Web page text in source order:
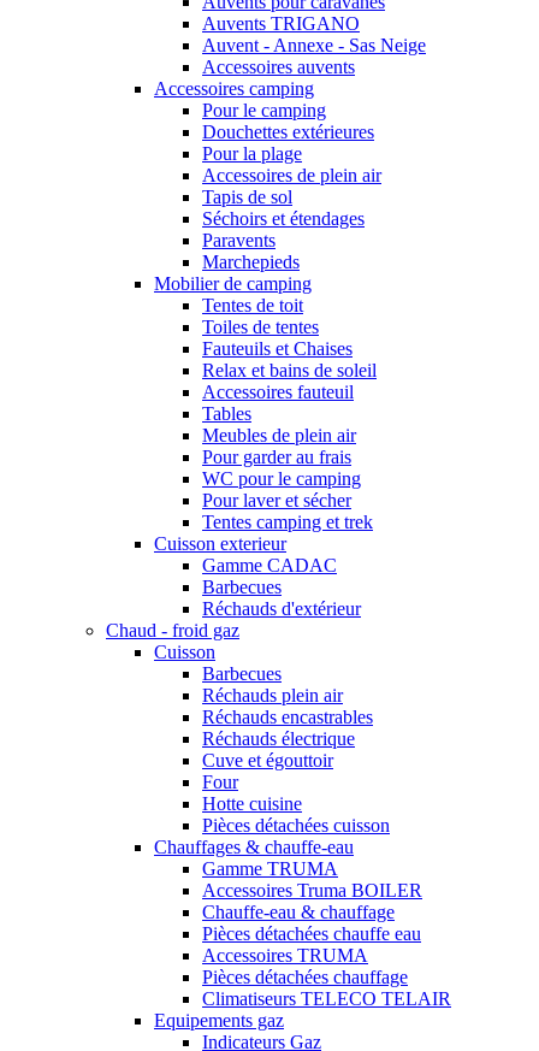
Auvents TRIGANO
Auvent - Annexe - Sas Neige
Accessoires auvents
Accessoires camping
Pour le camping
Douchettes extérieures
Pour la plage
Accessoires de plein air
Tapis de sol
Séchoirs et étendages
Paravents
Marchepieds
Mobilier de camping
Tentes de toit
Toiles de tentes
Fauteuils et Chaises
Relax et bains de soleil
Accessoires fauteuil
Tables
Meubles de plein air
Pour garder au frais
WC pour le camping
Pour laver et sécher
Tentes camping et trek
Cuisson exterieur
Gamme CADAC
Barbecues
Réchauds d'extérieur
Chaud - froid gaz
Cuisson
Barbecues
Réchauds plein air
Réchauds encastrables
Réchauds électrique
Cuve et égouttoir
Four
Hotte cuisine
Pièces détachées cuisson
Chauffages & chauffe-eau
Gamme TRUMA
Accessoires Truma BOILER
Chauffe-eau & chauffage
Pièces détachées chauffe eau
Accessoires TRUMA
Pièces détachées chauffage
Climatiseurs TELECO TELAIR
Equipements gaz
Indicateurs Gaz